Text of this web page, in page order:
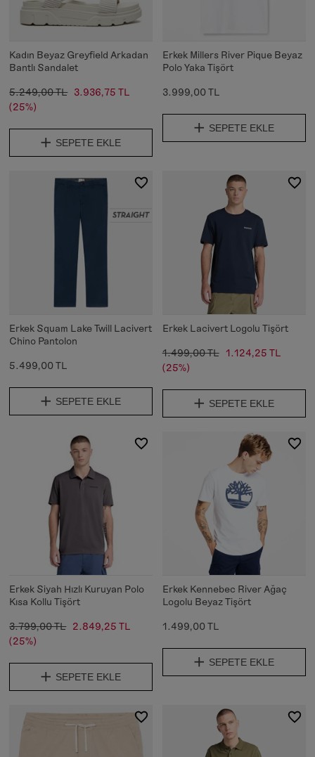
Kadın Beyaz Greyfield Arkadan
Bantlı Sandalet
5.249,00 TL 3.936,75 TL
(25%)
SEPETE EKLE
Erkek Millers River Pique Beyaz
Polo Yaka Tişört
3.999,00 TL
SEPETE EKLE
Erkek Squam Lake Twill Lacivert
Chino Pantolon
5.499,00 TL
SEPETE EKLE
Erkek Lacivert Logolu Tişört
1.499,00 TL 1.124,25 TL
(25%)
SEPETE EKLE
Erkek Siyah Hızlı Kuruyan Polo
Kısa Kollu Tişört
3.799,00 TL 2.849,25 TL
(25%)
SEPETE EKLE
Erkek Kennebec River Ağaç
Logolu Beyaz Tişört
1.499,00 TL
SEPETE EKLE